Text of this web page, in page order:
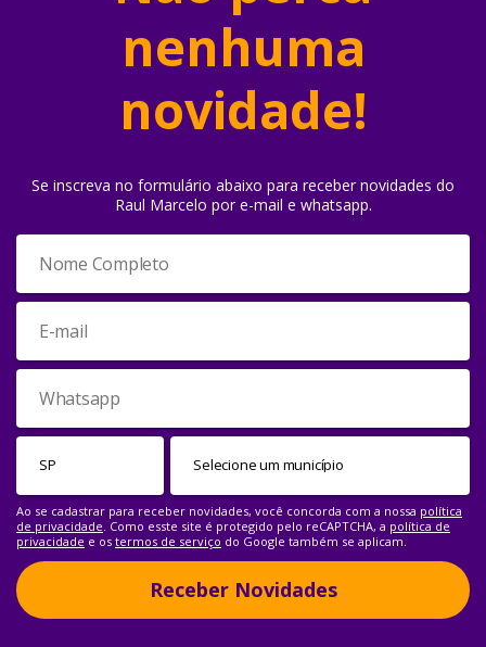
nenhuma
novidade!
Se inscreva no formulário abaixo para receber novidades do
Raul Marcelo por e-mail e whatsapp.
Ao se cadastrar para receber novidades, você concorda com a nossa política
de privacidade. Como esste site é protegido pelo reCAPTCHA, a política de
privacidade e os termos de serviço do Google também se aplicam.
Receber Novidades